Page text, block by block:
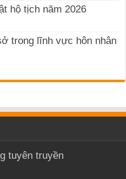
hộ tịch năm 2026
trong lĩnh vực hôn nhân
tuyên truyền